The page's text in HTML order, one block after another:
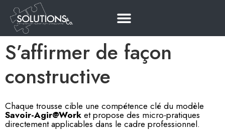
S’affirmer de façon
constructive
Chaque trousse cible une compétence clé du modèle
Savoir-Agir@Work et propose des micro-pratiques
directement applicables dans le cadre professionnel.